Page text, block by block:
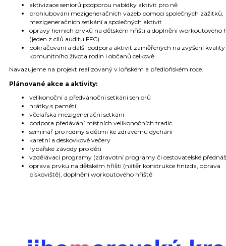
aktivizace seniorů podporou nabídky aktivit pro ně
prohlubování mezigeneračních vazeb pomocí společných zážitků,
mezigeneračních setkání a společných aktivit
opravy herních prvků na dětském hřišti a doplnění workoutového
(jeden z cílů auditu FFC)
pokračování a další podpora aktivit zaměřených na zvýšení kvality
komunitního života rodin i občanů celkově
Navazujeme na projekt realizovaný v loňském a předloňském roce.
Plánované akce a aktivity:
velikonoční a předvánoční setkání seniorů
hrátky s pamětí
včelařská mezigenerační setkání
podpora předávání místních velikonočních tradic
seminář pro rodiny s dětmi ke zdravému dýchání
karetní a deskovkové večery
rybářské závody pro děti
vzdělávací programy (zdravotní programy či cestovatelské
oprava prvku na dětském hřišti (nátěr konstrukce hnízda, oprava
pískoviště), doplnění workoutového hřiště